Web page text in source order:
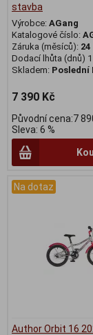
stavba
Výrobce: AGang
Katalogové číslo:
Záruka (měsíců): 24
Dodací lhůta (dnů)
Skladem: Poslední
7 390 Kč
Původní cena:7
Sleva: 6 %
Na dotaz
Author Orbit 16